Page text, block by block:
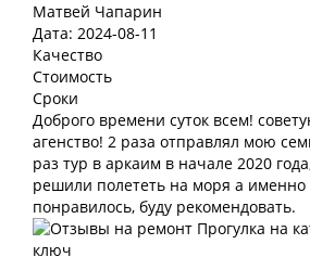
Матвей Чапарин
Дата: 2024-08-11
Качество
Стоимость
Сроки
Доброго времени суток всем!
агенство! 2 раза отправлял мою
раз тур в аркаим в начале 2020
решили полететь на моря а именно
понравилось, буду рекомендовать.